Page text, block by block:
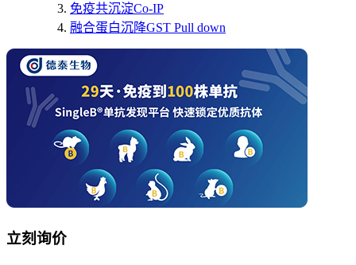
免疫共沉淀Co-IP
融合蛋白沉降GST Pull down
立刻询价